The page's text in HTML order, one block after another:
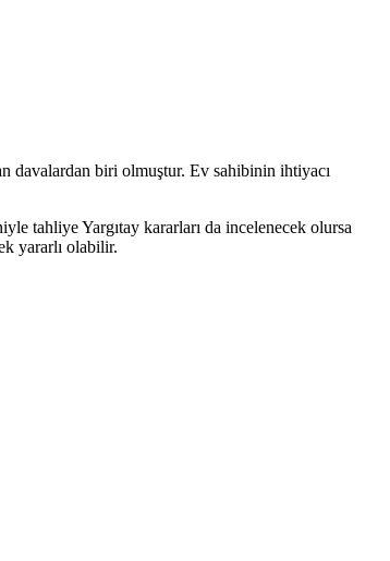
davalardan biri olmuştur. Ev sahibinin ihtiyacı
tahliye Yargıtay kararları da incelenecek olursa
yararlı olabilir.